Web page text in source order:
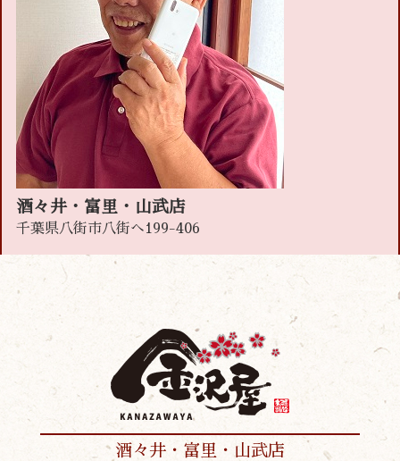
酒々井・富里・山武店
千葉県八街市八街へ199-406
酒々井・富里・山武店